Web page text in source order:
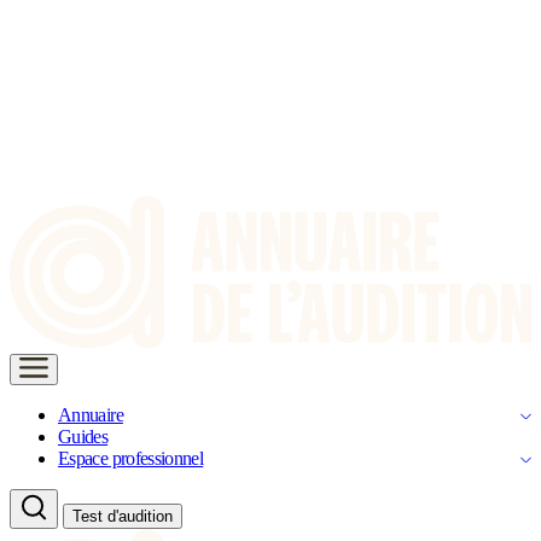
Annuaire
Guides
Espace professionnel
Test d'audition